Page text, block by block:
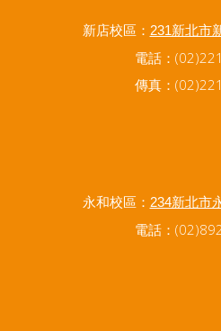
新店校區： 231新北市
電話：
傳真：
永和校區： 234新北市
電話：